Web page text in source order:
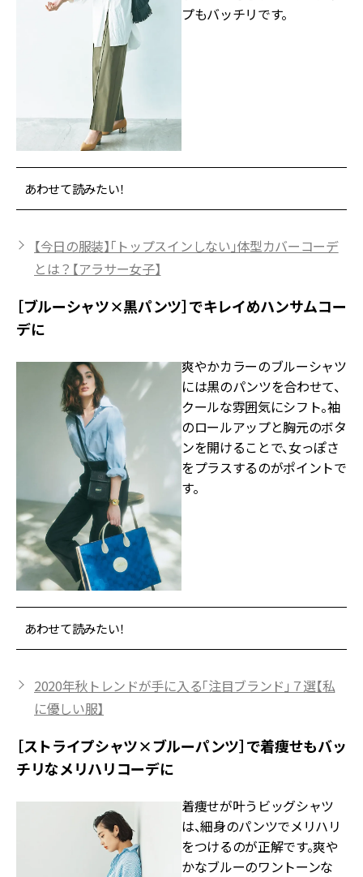
プもバッチリです。
あわせて読みたい！
【今日の服装】「トップスインしない」体型カバーコーデ
とは？【アラサー女子】
［ブルーシャツ×黒パンツ］でキレイめハンサムコー
デに
爽やかカラーのブルーシャツ
には黒のパンツを合わせて、
クールな雰囲気にシフト。袖
のロールアップと胸元のボタ
ンを開けることで、女っぽさ
をプラスするのがポイントで
す。
あわせて読みたい！
2020年秋トレンドが手に入る「注目ブランド」７選【私
に優しい服】
［ストライプシャツ×ブルーパンツ］で着痩せもバッ
チリなメリハリコーデに
着痩せが叶うビッグシャツ
は、細身のパンツでメリハリ
をつけるのが正解です。爽や
かなブルーのワントーンな